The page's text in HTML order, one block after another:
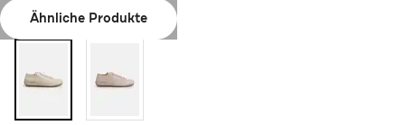
Ähnliche Produkte
Farbe:greige